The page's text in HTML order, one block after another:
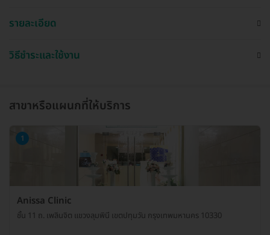
รายละเอียด
วิธีชำระและใช้งาน
สาขาหรือแผนกที่ให้บริการ
1
Anissa Clinic
ชั้น 11 ถ. เพลินจิต แขวงลุมพินี เขตปทุมวัน กรุงเทพมหานคร 10330